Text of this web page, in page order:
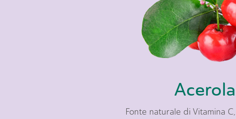
Acerola
Fonte naturale di Vitamina C,